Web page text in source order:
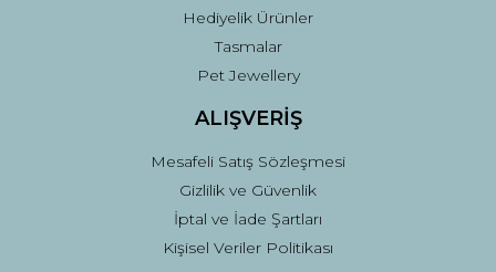
Hediyelik Ürünler
Tasmalar
Pet Jewellery
ALIŞVERİŞ
Mesafeli Satış Sözleşmesi
Gizlilik ve Güvenlik
İptal ve İade Şartları
Kişisel Veriler Politikası